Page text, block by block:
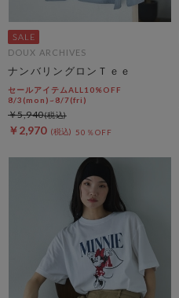
DOUX ARCHIVES
ナンバリングロンＴｅｅ
セールアイテムALL10%OFF
8/3(mon)~8/7(fri)
￥2,970 50％OFF
￥5,940